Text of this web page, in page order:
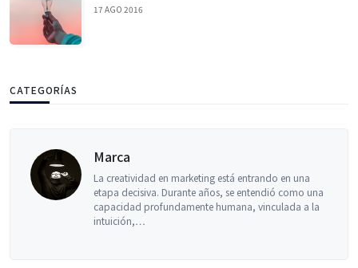
17 AGO 2016
CATEGORÍAS
Experiencia de Usuario
Recibes una imagen por WhatsApp. Parece real. Ves
un vídeo en redes sociales. Parece real. Escuchas una
voz que suena exactamente como la de una
persona…